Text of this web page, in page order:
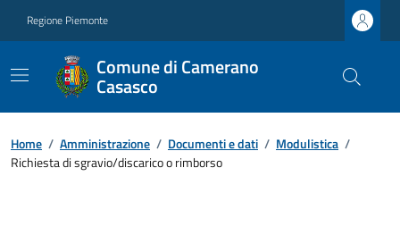
Regione Piemonte
Comune di Camerano
Casasco
Home / Amministrazione / Documenti e dati / Modulistica /
Richiesta di sgravio/discarico o rimborso